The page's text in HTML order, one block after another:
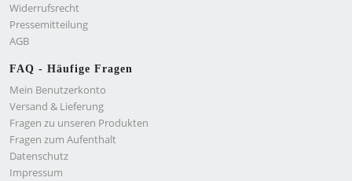
Widerrufsrecht
Pressemitteilung
AGB
FAQ - Häufige Fragen
Mein Benutzerkonto
Versand & Lieferung
Fragen zu unseren Produkten
Fragen zum Aufenthalt
Datenschutz
Impressum